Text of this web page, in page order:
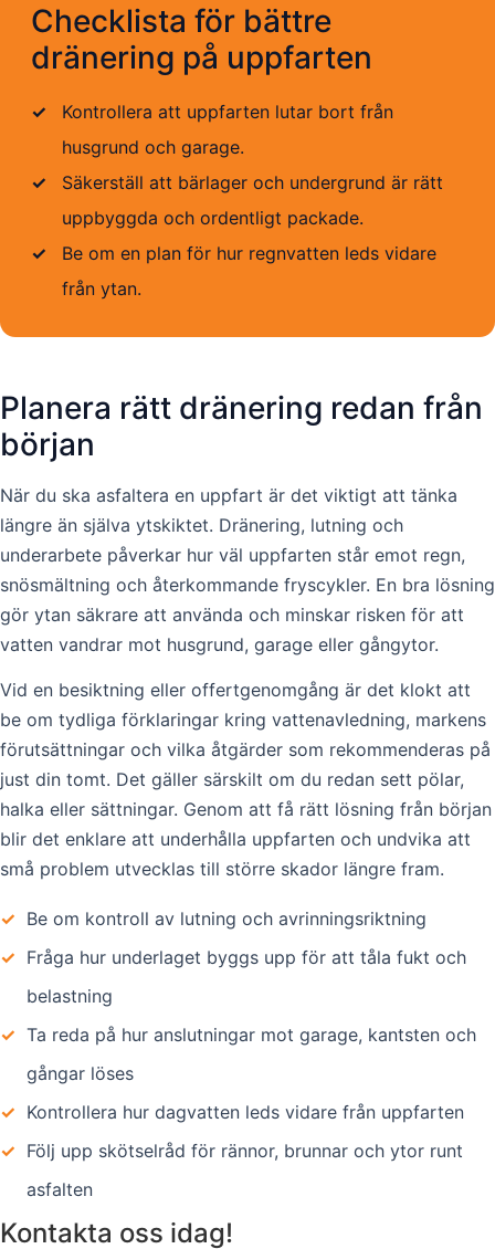
Checklista för bättre
dränering på uppfarten
✓
Kontrollera att uppfarten lutar bort från
husgrund och garage.
✓
Säkerställ att bärlager och undergrund är rätt
uppbyggda och ordentligt packade.
✓
Be om en plan för hur regnvatten leds vidare
från ytan.
Planera rätt dränering redan från
början
När du ska asfaltera en uppfart är det viktigt att tänka
längre än själva ytskiktet. Dränering, lutning och
underarbete påverkar hur väl uppfarten står emot regn,
snösmältning och återkommande fryscykler. En bra lösning
gör ytan säkrare att använda och minskar risken för att
vatten vandrar mot husgrund, garage eller gångytor.
Vid en besiktning eller offertgenomgång är det klokt att
be om tydliga förklaringar kring vattenavledning, markens
förutsättningar och vilka åtgärder som rekommenderas på
just din tomt. Det gäller särskilt om du redan sett pölar,
halka eller sättningar. Genom att få rätt lösning från början
blir det enklare att underhålla uppfarten och undvika att
små problem utvecklas till större skador längre fram.
✓ Be om kontroll av lutning och avrinningsriktning
✓ Fråga hur underlaget byggs upp för att tåla fukt och
belastning
✓ Ta reda på hur anslutningar mot garage, kantsten och
gångar löses
✓ Kontrollera hur dagvatten leds vidare från uppfarten
✓ Följ upp skötselråd för rännor, brunnar och ytor runt
asfalten
Kontakta oss idag!